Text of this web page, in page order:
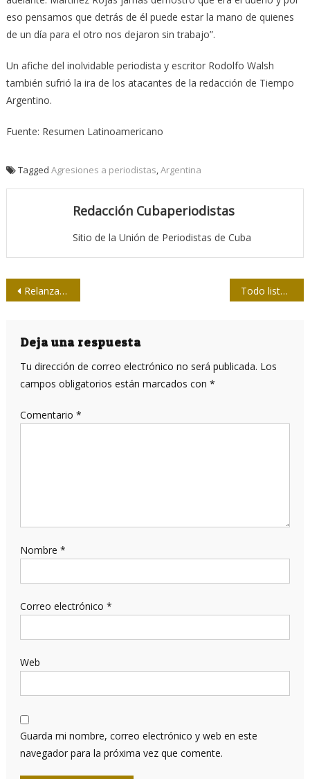
eso pensamos que detrás de él puede estar la mano de quienes
de un día para el otro nos dejaron sin trabajo”.
Un afiche del inolvidable periodista y escritor Rodolfo Walsh
también sufrió la ira de los atacantes de la redacción de Tiempo
Argentino.
Fuente: Resumen Latinoamericano
Tagged Agresiones a periodistas,Argentina
Redacción Cubaperiodistas
Sitio de la Unión de Periodistas de Cuba
Navegación
entradas
Relanzan web de la Asamblea Nacional de Poder Popular de Cuba Todo listo para el III Festival Internacional de Comunicación Social
Deja una respuesta
Tu dirección de correo electrónico no será publicada. Los
campos obligatorios están marcados con *
Comentario *
Nombre *
Correo electrónico *
Web
Guarda mi nombre, correo electrónico y web en este
navegador para la próxima vez que comente.